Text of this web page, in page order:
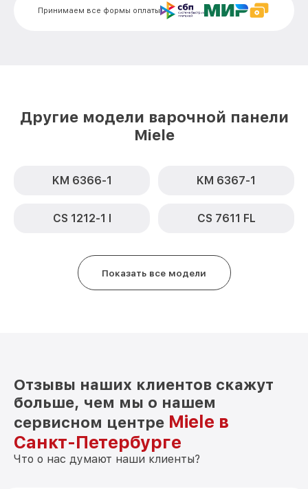
Замена сенсора KM 3034 Miele от 1600₽
Принимаем все формы оплаты
Другие модели варочной панели
Miele
KM 6366-1 KM 6367-1
CS 1212-1 I CS 7611 FL
Показать все модели
Отзывы наших клиентов скажут
больше, чем мы о нашем
сервисном центре Miele в
Санкт-Петербурге
Что о нас думают наши клиенты?